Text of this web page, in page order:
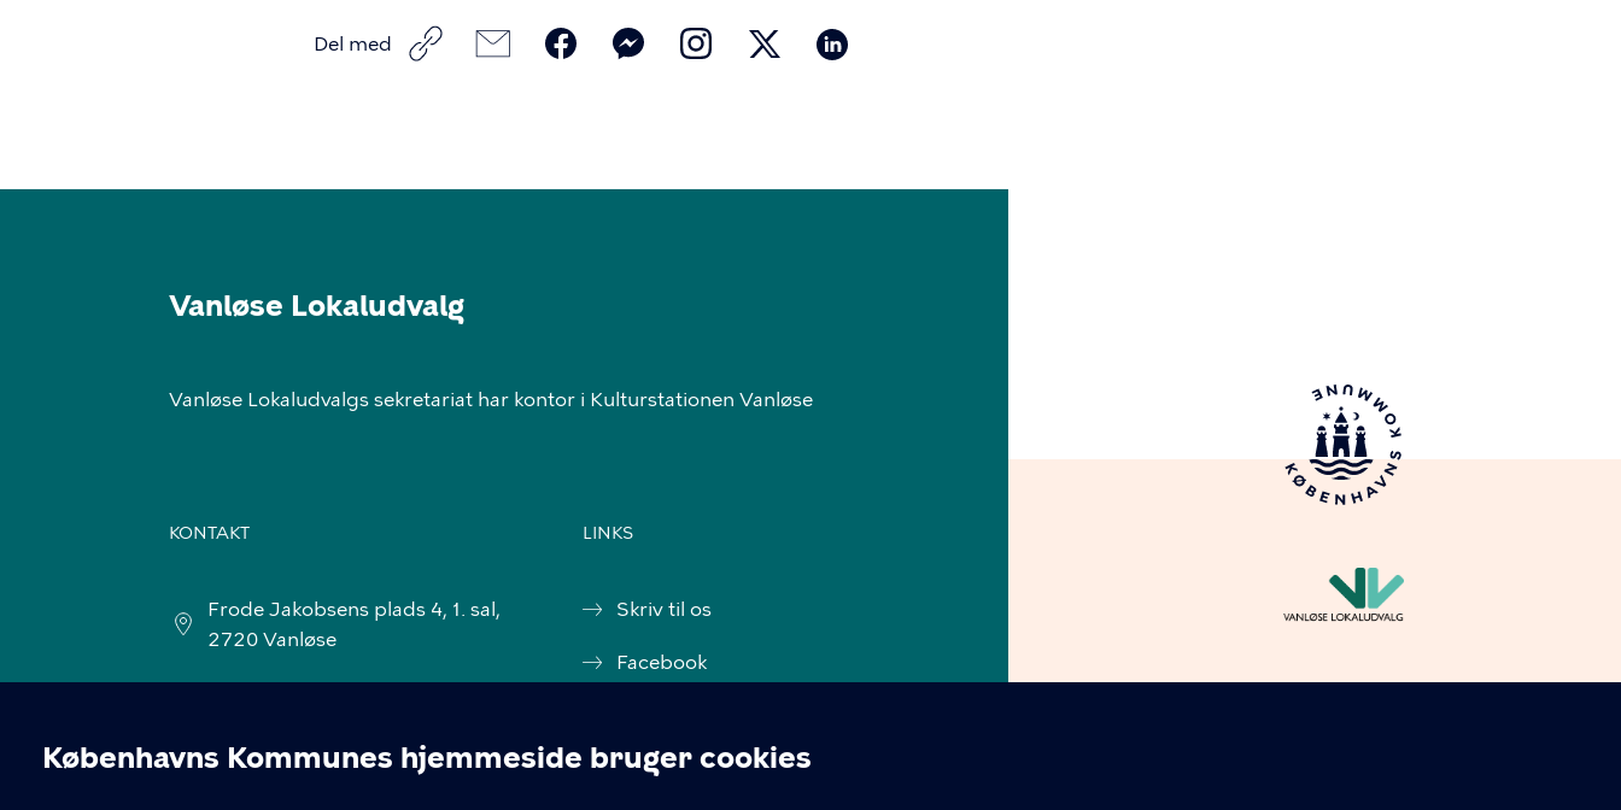
Københavns Kommunes hjemmeside bruger cookies
Del med
Vanløse Lokaludvalg
Vanløse Lokaludvalgs sekretariat har kontor i Kulturstationen Vanløse
KONTAKT
Frode Jakobsens plads 4, 1. sal,
2720 Vanløse
LINKS
Skriv til os
Facebook
Tilgængelighedserklæring